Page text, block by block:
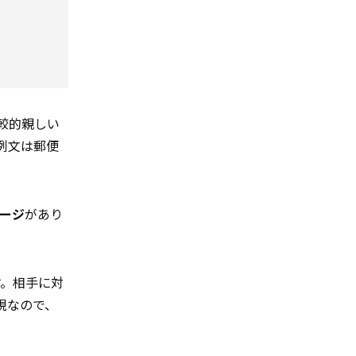
的親しい
文は郵便
ジがあり
相手に対
ので、